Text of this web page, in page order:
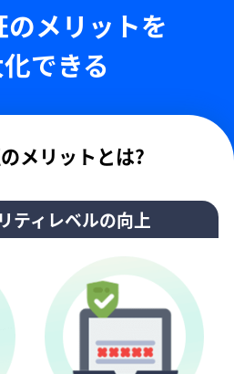
のメリットを
できる
メリットとは?
ティレベルの向上